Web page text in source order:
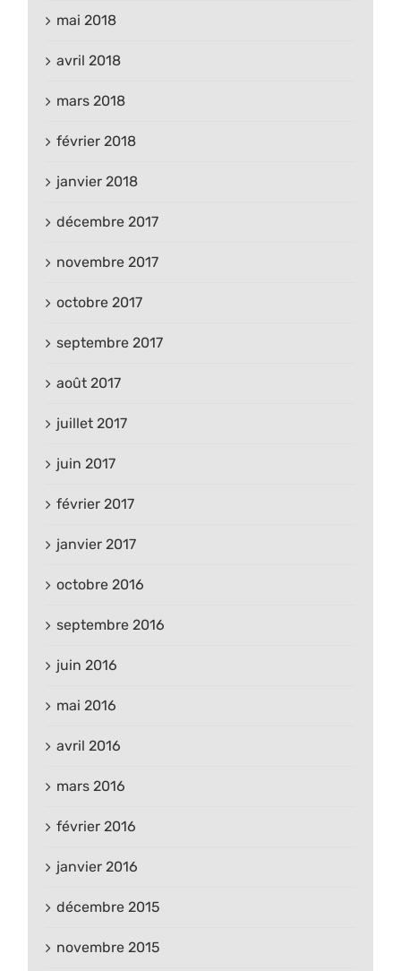
mai 2018
avril 2018
mars 2018
février 2018
janvier 2018
décembre 2017
novembre 2017
octobre 2017
septembre 2017
août 2017
juillet 2017
juin 2017
février 2017
janvier 2017
octobre 2016
septembre 2016
juin 2016
mai 2016
avril 2016
mars 2016
février 2016
janvier 2016
décembre 2015
novembre 2015